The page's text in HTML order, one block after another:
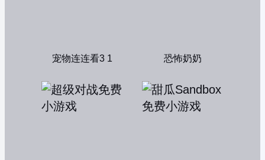
宠物连连看3 1 恐怖奶奶